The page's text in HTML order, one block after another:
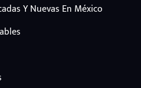
Y Nuevas En México